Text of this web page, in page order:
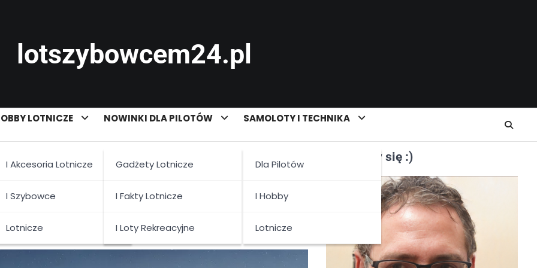
lotszybowcem24.pl
LOTNICZE
I Akcesoria Lotnicze
I Szybowce
Lotnicze
NOWINKI DLA PILOTÓW
Gadżety Lotnicze
I Fakty Lotnicze
I Loty Rekreacyjne
SAMOLOTY I TECHNIKA
Dla Pilotów
I Hobby
Lotnicze
lotnictwie: przyszłość
Poznajmy się :)